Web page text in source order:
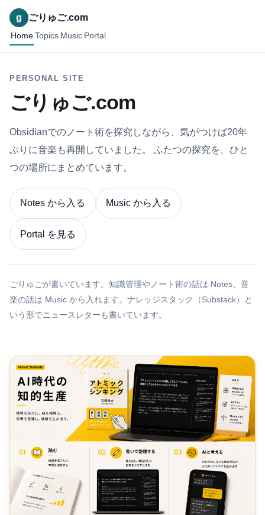
g ごりゅご.com
Home Topics Music Portal
PERSONAL SITE
ごりゅご.com
Obsidianでのノート術を探究しながら、気がつけば20年
ぶりに音楽も再開していました。 ふたつの探究を、ひと
つの場所にまとめています。
Notes から入る Music から入る
Portal を見る
ごりゅごが書いています。知識管理やノート術の話は Notes、音
楽の話は Music から入れます。ナレッジスタック（Substack）と
いう形でニュースレターも書いています。